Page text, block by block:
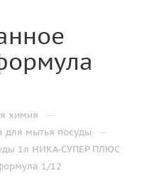
химия —
для мытья посуды —
1л НИКА-СУПЕР ПЛЮС
1/12